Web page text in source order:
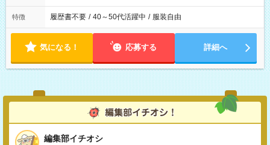
特徴 履歴書不要 / 40～50代活躍中 / 服装自由
気になる！ 応募する 詳細へ
編集部イチオシ